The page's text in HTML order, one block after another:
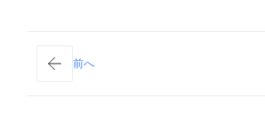
前へ